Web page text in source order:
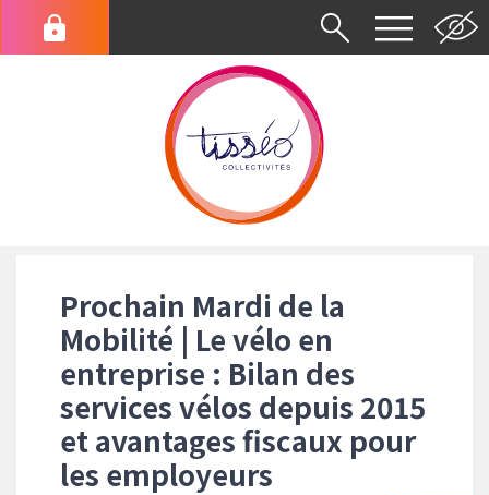
contenu
Menu
du
d'Ariane
Prochain Mardi de la
Mobilité | Le vélo en
entreprise : Bilan des
services vélos depuis 2015
et avantages fiscaux pour
les employeurs